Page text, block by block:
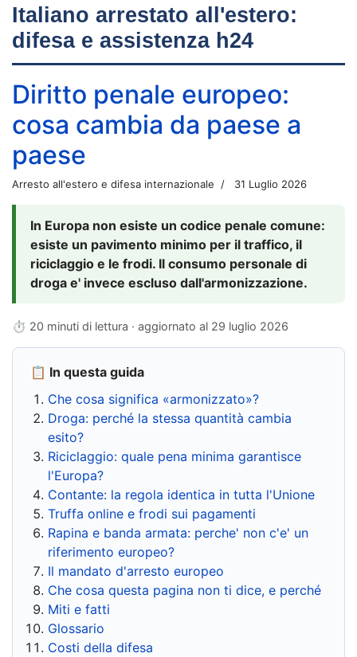
Italiano arrestato all'estero:
difesa e assistenza h24
Diritto penale europeo:
cosa cambia da paese a
paese
Arresto all'estero e difesa internazionale 31 Luglio 2026
In Europa non esiste un codice penale comune:
esiste un pavimento minimo per il traffico, il
riciclaggio e le frodi. Il consumo personale di
droga e' invece escluso dall'armonizzazione.
⏱ 20 minuti di lettura · aggiornato al 29 luglio 2026
📋 In questa guida
Che cosa significa «armonizzato»?
Droga: perché la stessa quantità cambia
esito?
Riciclaggio: quale pena minima garantisce
l'Europa?
Contante: la regola identica in tutta l'Unione
Truffa online e frodi sui pagamenti
Rapina e banda armata: perche' non c'e' un
riferimento europeo?
Il mandato d'arresto europeo
Che cosa questa pagina non ti dice, e perché
Miti e fatti
Glossario
Costi della difesa